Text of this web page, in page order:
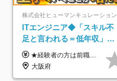
株式会社ヒューマンキュレーション
ITエンジニア◆「スキル不
足と言われる＝低年収」で
はない！｜ 不安を克服し、
年収アップした社員の実例
★経験者の方は前職の年収以上を保証します ★案件単価を開示した上で80％以上を還元します 月給25万円以上＋賞与年2回 ※経験や能力を考慮の上で優遇します ※試用期間が3ヶ月(その間の給与・待遇・雇用形態に変更はありません) ※月給には月20時間分のみなし残業手当(5万円)を含みます(超過分は別途支給) ★残業平均は月10時間以下ですので、毎月10時間分程度はお得です！
大阪府